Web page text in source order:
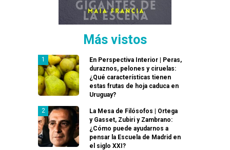
Más vistos
En Perspectiva Interior | Peras,
duraznos, pelones y ciruelas:
¿Qué características tienen
estas frutas de hoja caduca en
Uruguay?
La Mesa de Filósofos | Ortega
y Gasset, Zubiri y Zambrano:
¿Cómo puede ayudarnos a
pensar la Escuela de Madrid en
el siglo XXI?